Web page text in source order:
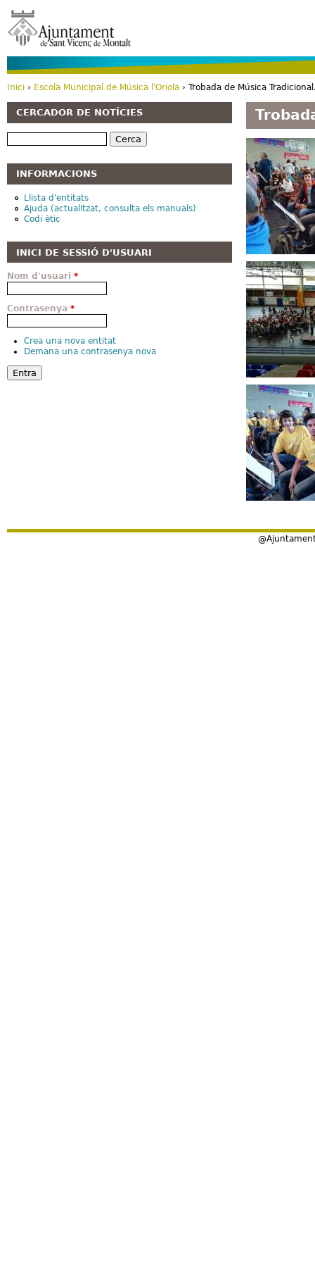
Esteu aquí
Inici › Escola Municipal de Música l'Oriola › Trobada de Música
CERCADOR DE NOTÍCIES
Cerca
INFORMACIONS
Llista d'entitats
Ajuda (actualitzat, consulta els manuals)
Codi ètic
INICI DE SESSIÓ D'USUARI
Nom d'usuari *
Contrasenya *
Crea una nova entitat
Demana una contrasenya nova